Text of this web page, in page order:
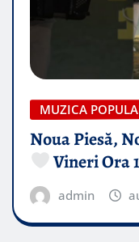
MUZICA
Noua Piesă,
Vineri Ora
admin